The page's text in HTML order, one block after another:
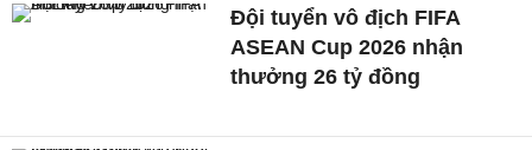
Đội tuyển vô địch FIFA
ASEAN Cup 2026 nhận
thưởng 26 tỷ đồng